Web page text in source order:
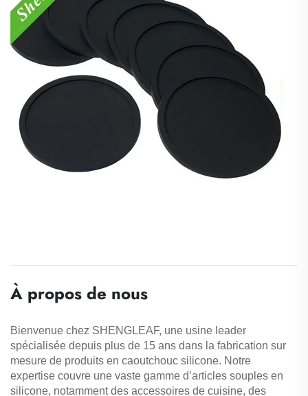
À propos de nous
Bienvenue chez SHENGLEAF, une usine leader
spécialisée depuis plus de 15 ans dans la fabrication sur
mesure de produits en caoutchouc silicone. Notre
expertise couvre une vaste gamme d’articles souples en
silicone, notamment des accessoires de cuisine, des